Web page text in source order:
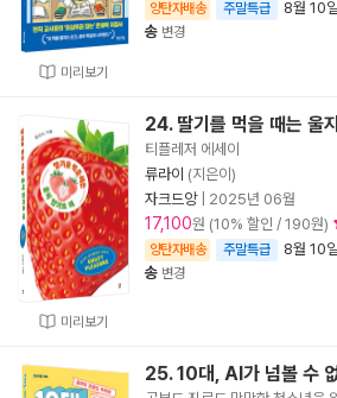
미리보기
양탄자배송 주말특급 8월 10
송 변경
미리보기
24. 딸기를 먹을 때는 울
티플레저 에세이
류라이 (지은이)
자크드앙| 2025년 06월
17,100원 (10% 할인 / 190원)
양탄자배송 주말특급 8월 10
송 변경
25. 10대, AI가 넘볼 수